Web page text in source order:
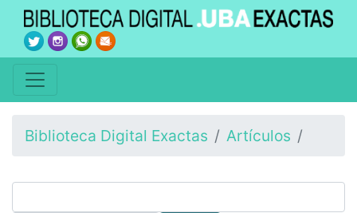
Biblioteca Digital Exactas Artículos